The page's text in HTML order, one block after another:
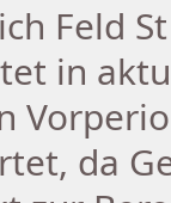
Feld
in
da